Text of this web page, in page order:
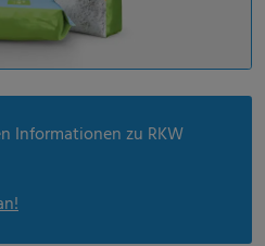
Informationen zu RKW